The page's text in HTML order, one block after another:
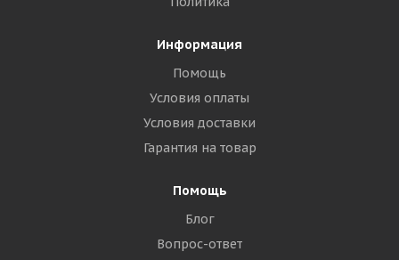
Информация
Помощь
Условия оплаты
Условия доставки
Гарантия на товар
Помощь
Блог
Вопрос-ответ